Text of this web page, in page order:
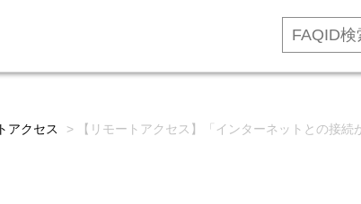
アクセス >
【リモートアクセス】「インターネットとの接